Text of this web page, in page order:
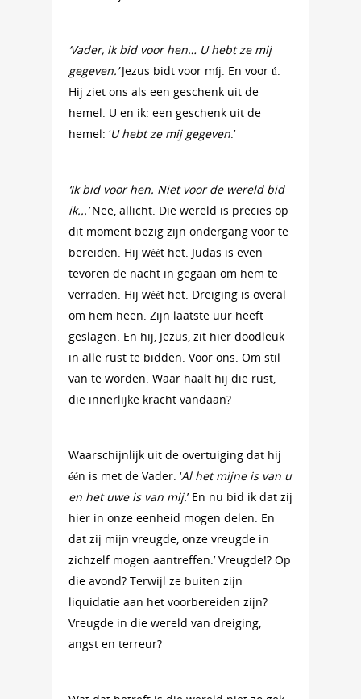
‘Vader, ik bid voor hen… U hebt ze mij
gegeven.’Jezus bidt voor míj. En voor ú.
Hij ziet ons als een geschenk uit de
hemel. U en ik: een geschenk uit de
hemel: ‘U hebt ze mij gegeven.’
‘Ik bid voor hen. Niet voor de wereld bid
ik...’Nee, allicht. Die wereld is precies op
dit moment bezig zijn ondergang voor te
bereiden. Hij wéét het. Judas is even
tevoren de nacht in gegaan om hem te
verraden. Hij wéét het. Dreiging is overal
om hem heen. Zijn laatste uur heeft
geslagen. En hij, Jezus, zit hier doodleuk
in alle rust te bidden. Voor ons. Om stil
van te worden. Waar haalt hij die rust,
die innerlijke kracht vandaan?
Waarschijnlijk uit de overtuiging dat hij
één is met de Vader: ‘Al het mijne is van u
en het uwe is van mij.’ En nu bid ik dat zij
hier in onze eenheid mogen delen. En
dat zij mijn vreugde, onze vreugde in
zichzelf mogen aantreffen.’ Vreugde!? Op
die avond? Terwijl ze buiten zijn
liquidatie aan het voorbereiden zijn?
Vreugde in die wereld van dreiging,
angst en terreur?